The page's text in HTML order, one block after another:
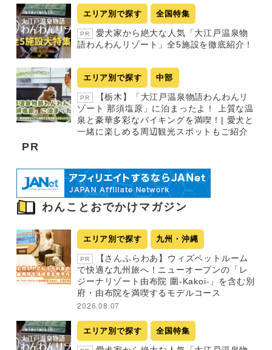
エリア別で探す 全国特集
PR
愛犬家から絶大な人気「大江戸温泉物
語わんわんリゾート」全5施設を徹底紹介！
エリア別で探す 中部
PR
【栃木】「大江戸温泉物語わんわんリ
ゾート 那須塩原」に泊まったよ！ 上質な温
泉と豪華多彩なバイキングを満喫！| 愛犬と
一緒に楽しめる周辺観光スポットもご紹介
PR
わんことおでかけマガジン
エリア別で探す 九州・沖縄
PR
【さんふらわあ】ウィズペットルーム
で快適な九州旅へ！ニューオープンの「レ
ジーナリゾート由布院 圍-Kakoi-」を含む別
府・由布院を満喫するモデルコース
2026.08.07
エリア別で探す 全国特集